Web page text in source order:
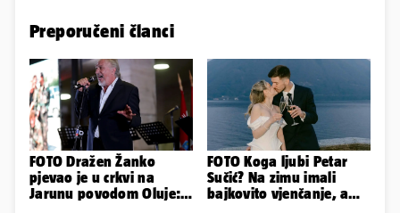
Preporučeni članci
FOTO Dražen Žanko
pjevao je u crkvi na
Jarunu povodom Oluje:
FOTO Koga ljubi Petar
Sučić? Na zimu imali
bajkovito vjenčanje, a